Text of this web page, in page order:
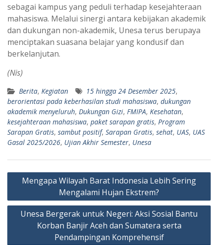
sebagai kampus yang peduli terhadap kesejahteraan
mahasiswa. Melalui sinergi antara kebijakan akademik
dan dukungan non-akademik, Unesa terus berupaya
menciptakan suasana belajar yang kondusif dan
berkelanjutan.
(Nis)
Berita, Kegiatan 15 hingga 24 Desember 2025,
berorientasi pada keberhasilan studi mahasiswa, dukungan
akademik menyeluruh, Dukungan Gizi, FMIPA, Kesehatan,
kesejahteraan mahasiswa, paket sarapan gratis, Program
Sarapan Gratis, sambut positif, Sarapan Gratis, sehat, UAS, UAS
Gasal 2025/2026, Ujian Akhir Semester, Unesa
Navigasi
Mengapa Wilayah Barat Indonesia Lebih Sering
Mengalami Hujan Ekstrem?
Unesa Bergerak untuk Negeri: Aksi Sosial Bantu
Korban Banjir Aceh dan Sumatera serta
Pendampingan Komprehensif